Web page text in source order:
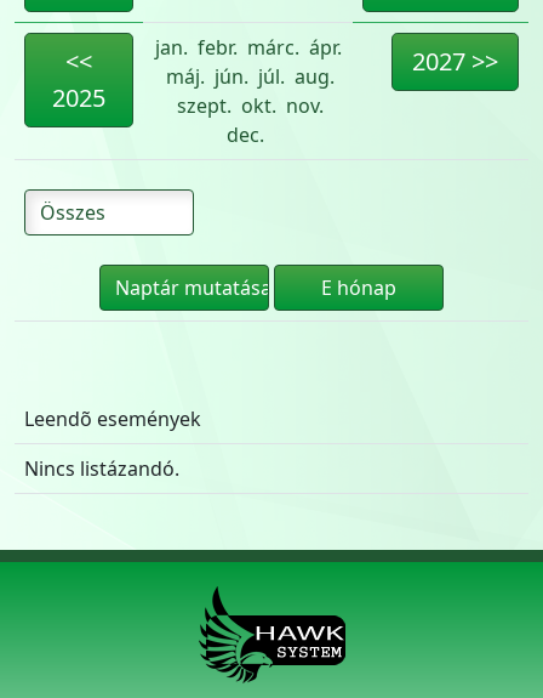
<<
2025
jan. febr. márc. ápr.
máj. jún. júl. aug.
szept. okt. nov.
dec.
2027 >>
Leendõ események
Nincs listázandó.